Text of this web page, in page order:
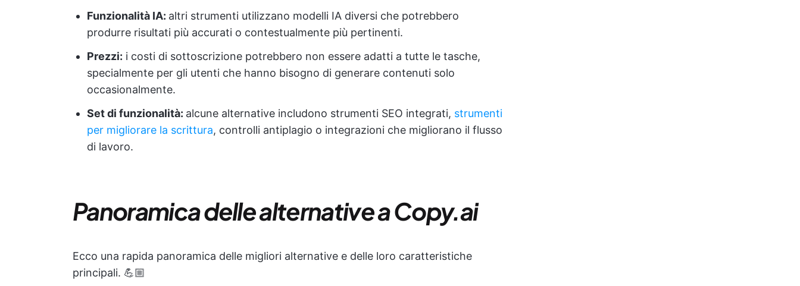
Funzionalità IA: altri strumenti utilizzano modelli IA diversi che potrebbero
produrre risultati più accurati o contestualmente più pertinenti.
Prezzi: i costi di sottoscrizione potrebbero non essere adatti a tutte le tasche,
specialmente per gli utenti che hanno bisogno di generare contenuti solo
occasionalmente.
Set di funzionalità: alcune alternative includono strumenti SEO integrati, strumenti
per migliorare la scrittura, controlli antiplagio o integrazioni che migliorano il flusso
di lavoro.
Panoramica delle alternative a Copy.ai
Ecco una rapida panoramica delle migliori alternative e delle loro caratteristiche
principali. 💪🏼